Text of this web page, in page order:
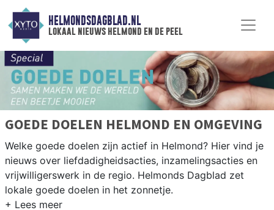
HELMONDSDAGBLAD.NL
lokaal nieuws helmond en de peel
GOEDE DOELEN HELMOND EN OMGEVING
Welke goede doelen zijn actief in Helmond? Hier vind je
nieuws over liefdadigheidsacties, inzamelingsacties en
vrijwilligerswerk in de regio. Helmonds Dagblad zet
lokale goede doelen in het zonnetje.